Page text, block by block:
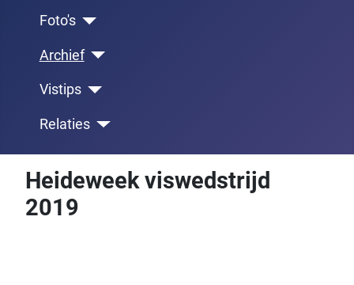
Foto's
Archief
Vistips
Relaties
Heideweek viswedstrijd
2019